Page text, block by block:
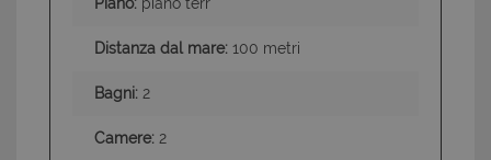
Distanza dal mare: 100 metri
Bagni: 2
Camere: 2